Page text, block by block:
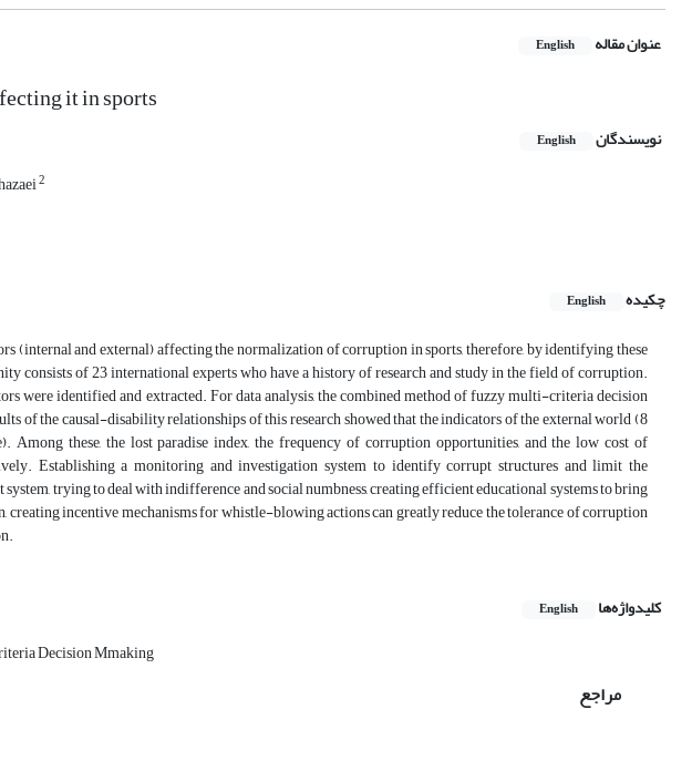
عنوان مقاله English
it in sports
نویسندگان English
2
چکیده
English
(internal and external) affecting the normalization of corruption in sports, therefore, by identifying these
consists of 23 international experts who have a history of research and study in the field of corruption.
were identified and extracted. For data analysis, the combined method of fuzzy multi-criteria decision
of the causal-disability relationships of this research showed that the indicators of the external world (8
Among these, the lost paradise index, the frequency of corruption opportunities, and the low cost of
Establishing a monitoring and investigation system to identify corrupt structures and limit the
trying to deal with indifference and social numbness, creating efficient educational systems to bring
incentive mechanisms for whistle-blowing actions can greatly reduce the tolerance of corruption
کلیدواژه‌ها English
Decision Mmaking
مراجع